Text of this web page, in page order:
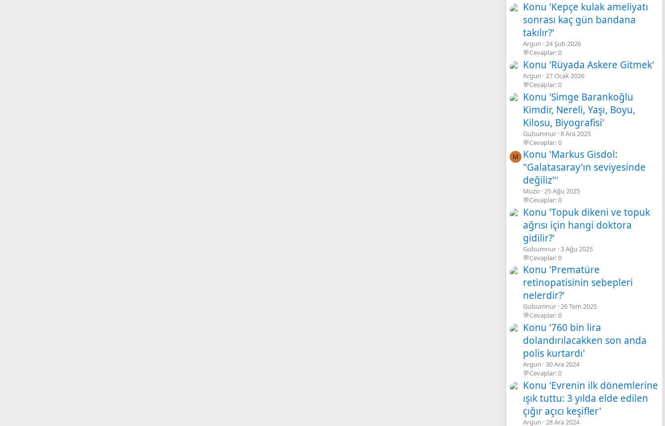
Konu 'Kepçe kulak ameliyatı
sonrası kaç gün bandana
takılır?'
Argun 24 Şub 2026
💬Cevaplar: 0
Konu 'Rüyada Askere Gitmek'
Argun 27 Ocak 2026
💬Cevaplar: 0
Konu 'Simge Barankoğlu
Kimdir, Nereli, Yaşı, Boyu,
Kilosu, Biyografisi'
Gulsumnur 8 Ara 2025
💬Cevaplar: 0
M
Konu 'Markus Gisdol:
"Galatasaray'ın seviyesinde
değiliz"'
Muzo 25 Ağu 2025
💬Cevaplar: 0
Konu 'Topuk dikeni ve topuk
ağrısı için hangi doktora
gidilir?'
Gulsumnur 3 Ağu 2025
💬Cevaplar: 0
Konu 'Prematüre
retinopatisinin sebepleri
nelerdir?'
Gulsumnur 26 Tem 2025
💬Cevaplar: 0
Konu '760 bin lira
dolandırılacakken son anda
polis kurtardı'
Argun 30 Ara 2024
💬Cevaplar: 0
Konu 'Evrenin ilk dönemlerine
ışık tuttu: 3 yılda elde edilen
çığır açıcı keşifler'
Argun 28 Ara 2024